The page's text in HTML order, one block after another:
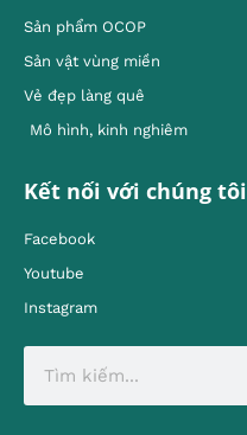
Sản phẩm OCOP
Sản vật vùng miền
Vẻ đẹp làng quê
Mô hình, kinh nghiêm
Kết nối với chúng tôi
Facebook
Youtube
Instagram